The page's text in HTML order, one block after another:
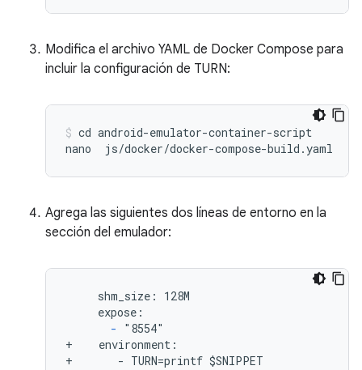
Modifica el archivo YAML de Docker Compose para
incluir la configuración de TURN:
cd android-emulator-container-script
Agrega las siguientes dos líneas de entorno en la
sección del emulador:
     shm_size: 128M
     expose:
-
"8554"
+    environment:
+       - TURN=printf $SNIPPET